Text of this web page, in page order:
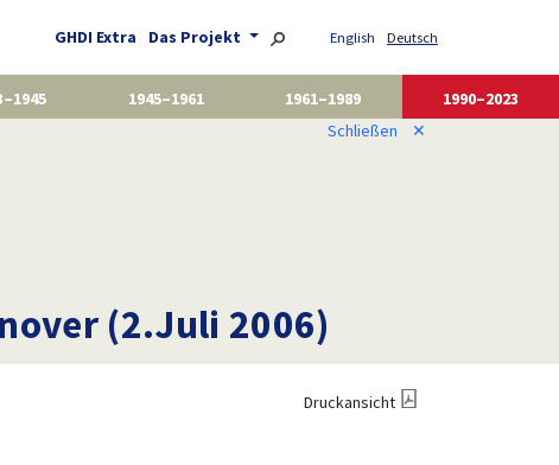
GHDI Extra Das Projekt English Deutsch
1945–1961 1961–1989
1990–2023
Schließen ✕
(2.Juli 2006)
Druckansicht